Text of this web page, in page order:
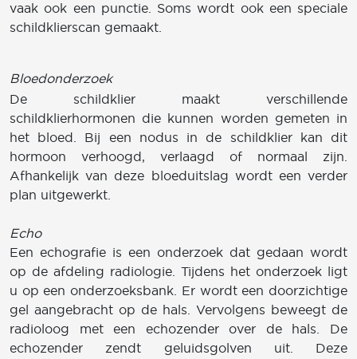
vaak ook een punctie. Soms wordt ook een speciale
schildklierscan gemaakt.
Bloedonderzoek
De schildklier maakt verschillende
schildklierhormonen die kunnen worden gemeten in
het bloed. Bij een nodus in de schildklier kan dit
hormoon verhoogd, verlaagd of normaal zijn.
Afhankelijk van deze bloeduitslag wordt een verder
plan uitgewerkt.
Echo
Een echografie is een onderzoek dat gedaan wordt
op de afdeling radiologie. Tijdens het onderzoek ligt
u op een onderzoeksbank. Er wordt een doorzichtige
gel aangebracht op de hals. Vervolgens beweegt de
radioloog met een echozender over de hals. De
echozender zendt geluidsgolven uit. Deze